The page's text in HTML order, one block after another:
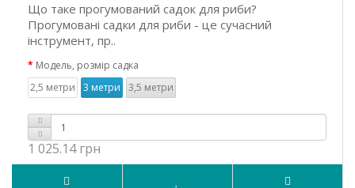
Що таке прогумований садок для риби?
Прогумовані садки для риби - це сучасний
інструмент, пр..
Модель, розмір садка
2,5 метри
3 метри 3,5 метри
1 025.14 грн